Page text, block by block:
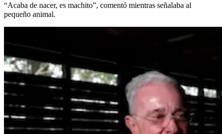
“Acaba de nacer, es machito”, comentó mientras señalaba al
pequeño animal.